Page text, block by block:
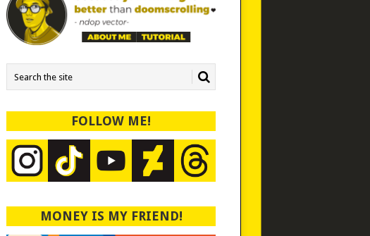
FOLLOW ME!
MONEY IS MY FRIEND!